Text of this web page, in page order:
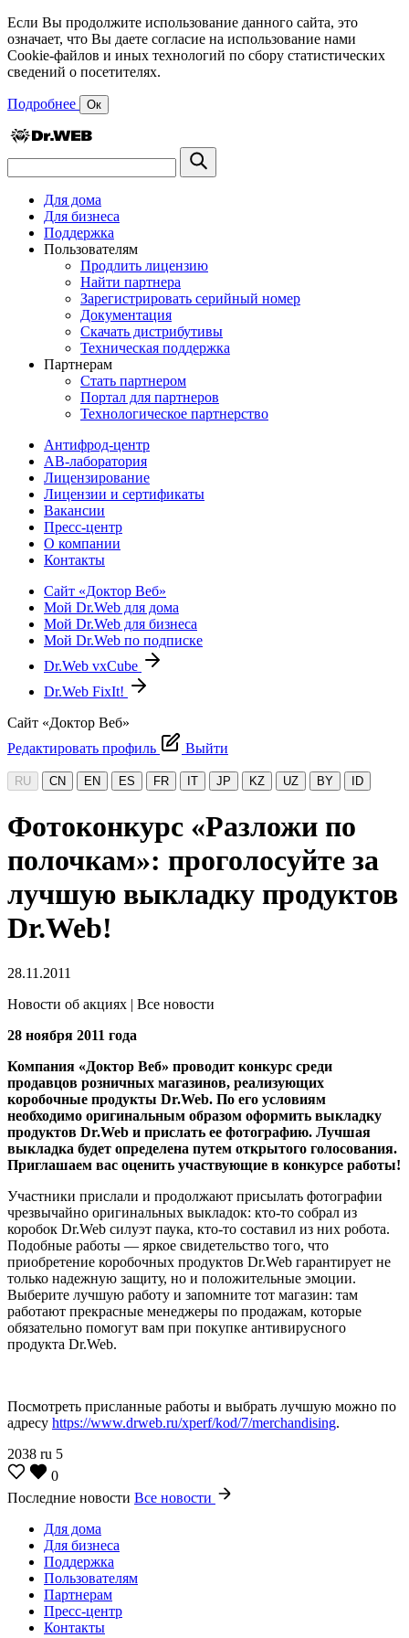
Если Вы продолжите использование данного сайта, это
означает, что Вы даете согласие на использование нами
Cookie-файлов и иных технологий по сбору статистических
сведений о посетителях.
Подробнее Ок
Для дома
Для бизнеса
Поддержка
Пользователям
Продлить лицензию
Найти партнера
Зарегистрировать серийный номер
Документация
Скачать дистрибутивы
Техническая поддержка
Партнерам
Стать партнером
Портал для партнеров
Технологическое партнерство
Антифрод-центр
АВ-лаборатория
Лицензирование
Лицензии и сертификаты
Вакансии
Пресс-центр
О компании
Контакты
Сайт «Доктор Веб»
Мой Dr.Web для дома
Мой Dr.Web для бизнеса
Мой Dr.Web по подписке
Dr.Web vxCube
Dr.Web FixIt!
Сайт «Доктор Веб»
Редактировать профиль
Выйти
RU CN EN ES FR IT JP KZ UZ BY ID
Фотоконкурс «Разложи по
полочкам»: проголосуйте за
лучшую выкладку продуктов
Dr.Web!
28.11.2011
Новости об акциях | Все новости
28 ноября 2011 года
Компания «Доктор Веб» проводит конкурс среди
продавцов розничных магазинов, реализующих
коробочные продукты Dr.Web. По его условиям
необходимо оригинальным образом оформить выкладку
продуктов Dr.Web и прислать ее фотографию. Лучшая
выкладка будет определена путем открытого голосования.
Приглашаем вас оценить участвующие в конкурсе работы!
Участники прислали и продолжают присылать фотографии
чрезвычайно оригинальных выкладок: кто-то собрал из
коробок Dr.Web силуэт паука, кто-то составил из них робота.
Подобные работы — яркое свидетельство того, что
приобретение коробочных продуктов Dr.Web гарантирует не
только надежную защиту, но и положительные эмоции.
Выберите лучшую работу и запомните тот магазин: там
работают прекрасные менеджеры по продажам, которые
обязательно помогут вам при покупке антивирусного
продукта Dr.Web.
Посмотреть присланные работы и выбрать лучшую можно по
адресу https://www.drweb.ru/xperf/kod/7/merchandising.
2038 ru 5
0
Последние новости Все новости
Для дома
Для бизнеса
Поддержка
Пользователям
Партнерам
Пресс-центр
Контакты